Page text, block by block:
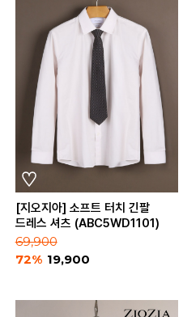
[지오지아] 소프트 터치 긴팔
드레스 셔츠 (ABC5WD1101)
69,900
72% 19,900